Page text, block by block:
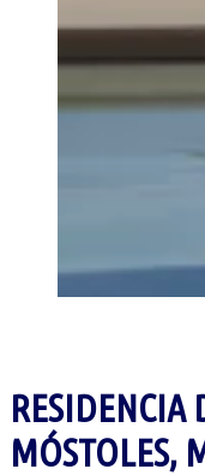
RESIDENCIA
MÓSTOLES,